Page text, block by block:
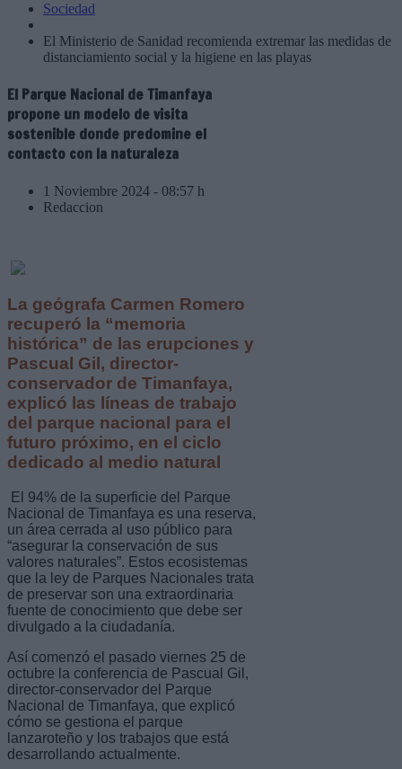
Sociedad
El Ministerio de Sanidad recomienda extremar las medidas de
distanciamiento social y la higiene en las playas
El Parque Nacional de Timanfaya
propone un modelo de visita
sostenible donde predomine el
contacto con la naturaleza
1 Noviembre 2024 - 08:57 h
Redaccion
La geógrafa Carmen Romero
recuperó la “memoria
histórica” de las erupciones y
Pascual Gil, director-
conservador de Timanfaya,
explicó las líneas de trabajo
del parque nacional para el
futuro próximo, en el ciclo
dedicado al medio natural
El 94% de la superficie del Parque
Nacional de Timanfaya es una reserva,
un área cerrada al uso público para
“asegurar la conservación de sus
valores naturales”. Estos ecosistemas
que la ley de Parques Nacionales trata
de preservar son una extraordinaria
fuente de conocimiento que debe ser
divulgado a la ciudadanía.
Así comenzó el pasado viernes 25 de
octubre la conferencia de Pascual Gil,
director-conservador del Parque
Nacional de Timanfaya, que explicó
cómo se gestiona el parque
lanzaroteño y los trabajos que está
desarrollando actualmente.